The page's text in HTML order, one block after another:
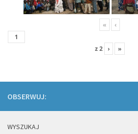
« ‹
z2 › »
OBSERWUJ:
WYSZUKAJ